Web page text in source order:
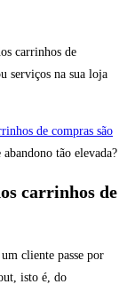
carrinhos de
serviços na sua loja
de compras são
tão elevada?
carrinhos de
cliente passe por
isto é, do